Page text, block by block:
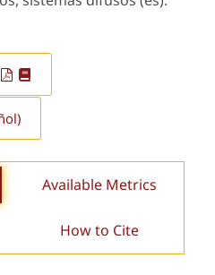
Available Metrics
How to Cite